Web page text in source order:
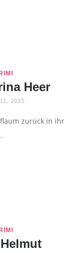
Heer
2025
zurück in ihr